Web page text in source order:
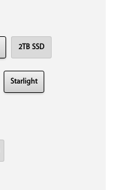
2TB SSD
Starlight